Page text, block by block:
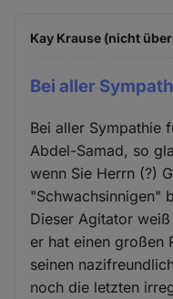
Kay Krause (nicht
Bei aller
Bei aller Sympathie
Abdel-Samad, so
wenn Sie Herrn (?)
"Schwachsinnigen"
Dieser Agitator
er hat einen großen
seinen
noch die letzten